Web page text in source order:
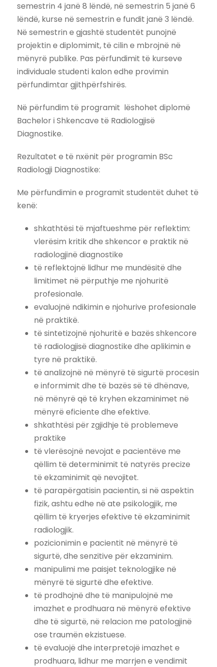
semestrin 4 janë 8 lëndë, në semestrin 5 janë 6
lëndë, kurse në semestrin e fundit janë 3 lëndë.
Në semestrin e gjashtë studentët punojnë
projektin e diplomimit, të cilin e mbrojnë në
mënyrë publike. Pas përfundimit të kurseve
individuale studenti kalon edhe provimin
përfundimtar gjithpërfshirës.
Në përfundim të programit lëshohet diplomë
Bachelor i Shkencave të Radiologjisë
Diagnostike.
Rezultatet e të nxënit për programin BSc
Radiologji Diagnostike:
Me përfundimin e programit studentët duhet të
kenë:
shkathtësi të mjaftueshme për reflektim:
vlerësim kritik dhe shkencor e praktik në
radiologjinë diagnostike
të reflektojnë lidhur me mundësitë dhe
limitimet në përputhje me njohuritë
profesionale.
evaluojnë ndikimin e njohurive profesionale
në praktikë.
të sintetizojnë njohuritë e bazës shkencore
të radiologjisë diagnostike dhe aplikimin e
tyre në praktikë.
të analizojnë në mënyrë të sigurtë procesin
e informimit dhe të bazës së të dhënave,
në mënyrë që të kryhen ekzaminimet në
mënyrë eficiente dhe efektive.
shkathtësi për zgjidhje të problemeve
praktike
të vlerësojnë nevojat e pacientëve me
qëllim të determinimit të natyrës precize
të ekzaminimit që nevojitet.
të parapërgatisin pacientin, si në aspektin
fizik, ashtu edhe në ate psikologjik, me
qëllim të kryerjes efektive të ekzaminimit
radiologjik.
pozicionimin e pacientit në mënyrë të
sigurtë, dhe senzitive për ekzaminim.
manipulimi me paisjet teknologjike në
mënyrë të sigurtë dhe efektive.
të prodhojnë dhe të manipulojnë me
imazhet e prodhuara në mënyrë efektive
dhe të sigurtë, në relacion me patologjinë
ose traumën ekzistuese.
të evaluojë dhe interpretojë imazhet e
prodhuara, lidhur me marrjen e vendimit